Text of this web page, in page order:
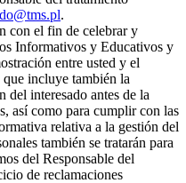
.
con el fin de celebrar y
Informativos y Educativos y
entre usted y el
incluye también la
del interesado antes de la
así como para cumplir con las
relativa a la gestión del
también se tratarán para
del Responsable del
de reclamaciones